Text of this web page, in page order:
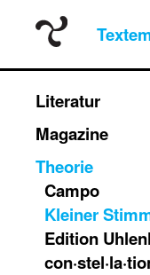
Literatur
Magazine
Theorie
Campo
Kleiner
Edition